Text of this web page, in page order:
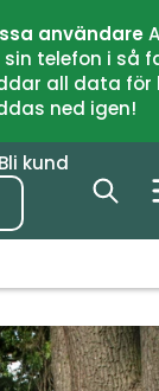
användare
telefon i så
all data
ned igen!
Bli kund